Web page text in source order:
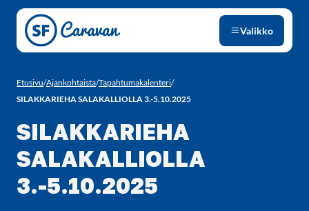
Siirry sivun sisältöön
Valikko
Etusivu/Ajankohtaista/Tapahtumakalenteri/
SILAKKARIEHA SALAKALLIOLLA 3.-5.10.2025
SILAKKARIEHA
SALAKALLIOLLA
3.-5.10.2025